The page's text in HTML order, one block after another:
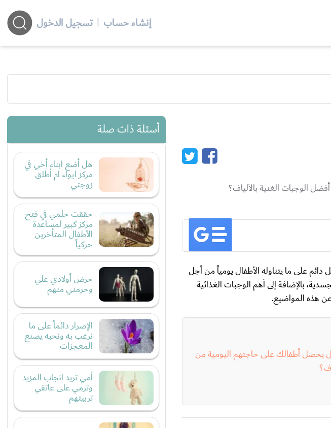
إنشاء حساب | تسجيل الدخول
الوجبات الغنية بالألياف؟
على ما يتناوله الأطفال يومياً من أجل
بالإضافة إلى أهم الوجبات الغذائية
عن هذه المواضيع.
يحصل أطفالك على حاجتهم اليومية من
أسئلة ذات صلة
هل أضع ابناء أخي في
مركز ايواء ام أطلق
زوجتي
حققت حلمي في فتح
مركز كبير لمساعدة
الأطفال المتأخرين
حركياً
حرض أولادي علي
وحرمني منهم
الإصرار دائماً على ما
نرغب به ونحبه يصنع
المعجزات
أمي تريد انجاب المزيد
وترمي على عاتقي
تربيتهم